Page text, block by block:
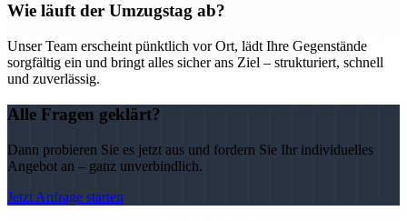
Wie läuft der Umzugstag ab?
Unser Team erscheint pünktlich vor Ort, lädt Ihre Gegenstände
sorgfältig ein und bringt alles sicher ans Ziel – strukturiert, schnell
und zuverlässig.
Alle Fragen geklärt?
Dann probieren Sie es jetzt aus und fordern Sie Ihr individuelles
Angebot an – ganz unverbindlich.
Jetzt Anfrage starten